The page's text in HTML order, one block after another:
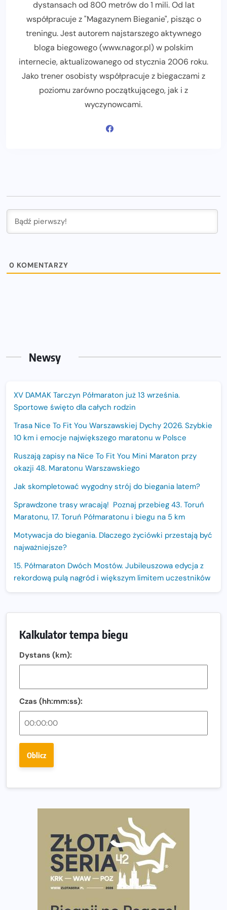
dystansach od 800 metrów do 1 mili. Od lat
współpracuje z "Magazynem Bieganie", pisząc o
treningu. Jest autorem najstarszego aktywnego
bloga biegowego (www.nagor.pl) w polskim
internecie, aktualizowanego od stycznia 2006 roku.
Jako trener osobisty współpracuje z biegaczami z
poziomu zarówno początkującego, jak i z
wyczynowcami.
0 KOMENTARZY
Newsy
XV DAMAK Tarczyn Półmaraton już 13 września.
Sportowe święto dla całych rodzin
Trasa Nice To Fit You Warszawskiej Dychy 2026. Szybkie
10 km i emocje największego maratonu w Polsce
Ruszają zapisy na Nice To Fit You Mini Maraton przy
okazji 48. Maratonu Warszawskiego
Jak skompletować wygodny strój do biegania latem?
Sprawdzone trasy wracają! Poznaj przebieg 43. Toruń
Maratonu, 17. Toruń Półmaratonu i biegu na 5 km
Motywacja do biegania. Dlaczego życiówki przestają być
najważniejsze?
15. Półmaraton Dwóch Mostów. Jubileuszowa edycja z
rekordową pulą nagród i większym limitem uczestników
Oficjalna koszulka LOTTO 25. Poznań Maratonu!
Amazfit Balance 3: Kompleksowe narzędzie dla biegacza
Regeneracja w bieganiu. Co warto o niej wiedzieć?
Ostatnie wolne miejsca na jubileuszowy Bieg
Fabrykanta. Organizatorzy odkrywają trasę dzień po
wybiera wyzwanie trzech największych maratonów w
Praska 5k Run gospodarzem Mistrzostw Polski
Największy Bieg Powstania Warszawskiego w historii.
Ponad 12 tysięcy uczestników pobiegło dla Bohaterów!
Tętno vs tempo – czym kierować się w bieganiu?
Co ma dużo białka? Produkty, które warto włączyć do
Rozbiegany Olsztyn szykuje się na weekend z
Kalkulator tempa biegu
Dystans (km):
Czas (hh:mm:ss):
Oblicz